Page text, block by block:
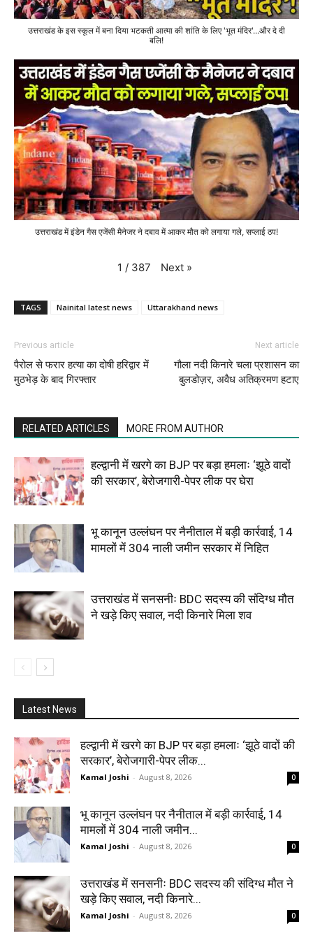
उत्तराखंड के इस स्कूल में बना दिया भटकती आत्मा की शांति के लिए 'भूत मंदिर'...और दे दी
बलि!
उत्तराखंड में इंडेन गैस एजेंसी मैनेजर ने दबाव में आकर मौत को लगाया गले, सप्लाई ठप!
1 / 387 Next »
TAGS Nainital latest news Uttarakhand news
Previous article
पैरोल से फरार हत्या का दोषी हरिद्वार में
मुठभेड़ के बाद गिरफ्तार
Next article
गौला नदी किनारे चला प्रशासन का
बुलडोज़र, अवैध अतिक्रमण हटाए
RELATED ARTICLES MORE FROM AUTHOR
हल्द्वानी में खरगे का BJP पर बड़ा हमलाः ‘झूठे वादों
की सरकार’, बेरोजगारी-पेपर लीक पर घेरा
भू कानून उल्लंघन पर नैनीताल में बड़ी कार्रवाई, 14
मामलों में 304 नाली जमीन सरकार में निहित
उत्तराखंड में सनसनीः BDC सदस्य की संदिग्ध मौत
ने खड़े किए सवाल, नदी किनारे मिला शव
Latest News
हल्द्वानी में खरगे का BJP पर बड़ा हमलाः ‘झूठे वादों की
सरकार’, बेरोजगारी-पेपर लीक...
Kamal Joshi - August 8, 2026 0
भू कानून उल्लंघन पर नैनीताल में बड़ी कार्रवाई, 14
मामलों में 304 नाली जमीन...
Kamal Joshi - August 8, 2026 0
उत्तराखंड में सनसनीः BDC सदस्य की संदिग्ध मौत ने
खड़े किए सवाल, नदी किनारे...
Kamal Joshi - August 8, 2026 0